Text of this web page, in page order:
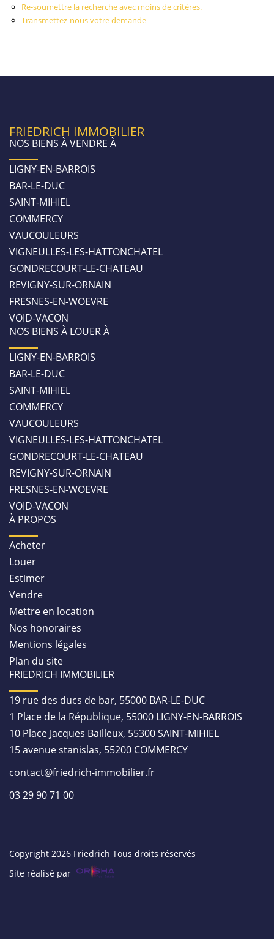
Re-soumettre la recherche avec moins de critères.
Transmettez-nous votre demande
FRIEDRICH IMMOBILIER
NOS BIENS À VENDRE À
LIGNY-EN-BARROIS
BAR-LE-DUC
SAINT-MIHIEL
COMMERCY
VAUCOULEURS
VIGNEULLES-LES-HATTONCHATEL
GONDRECOURT-LE-CHATEAU
REVIGNY-SUR-ORNAIN
FRESNES-EN-WOEVRE
VOID-VACON
NOS BIENS À LOUER À
LIGNY-EN-BARROIS
BAR-LE-DUC
SAINT-MIHIEL
COMMERCY
VAUCOULEURS
VIGNEULLES-LES-HATTONCHATEL
GONDRECOURT-LE-CHATEAU
REVIGNY-SUR-ORNAIN
FRESNES-EN-WOEVRE
VOID-VACON
À PROPOS
Acheter
Louer
Estimer
Vendre
Mettre en location
Nos honoraires
Mentions légales
Plan du site
FRIEDRICH IMMOBILIER
19 rue des ducs de bar, 55000 BAR-LE-DUC
1 Place de la République, 55000 LIGNY-EN-BARROIS
10 Place Jacques Bailleux, 55300 SAINT-MIHIEL
15 avenue stanislas, 55200 COMMERCY
contact@friedrich-immobilier.fr
03 29 90 71 00
Copyright 2026 Friedrich Tous droits réservés
Site réalisé par